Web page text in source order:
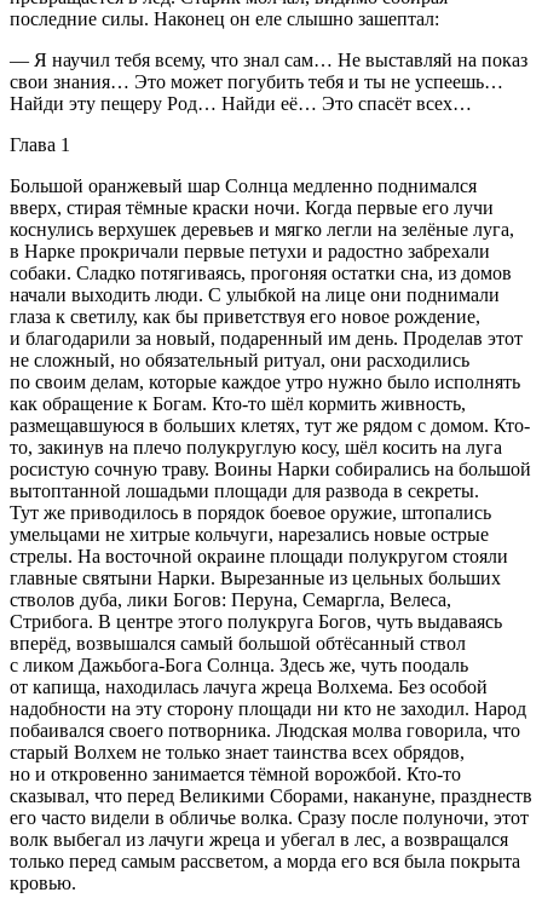
последние силы. Наконец он еле слышно зашептал:
— Я научил тебя всему, что знал сам… Не выставляй на показ
свои знания… Это может погубить тебя и ты не успеешь…
Найди эту пещеру Род… Найди её… Это спасёт всех…
Глава 1
Большой оранжевый шар Солнца медленно поднимался
вверх, стирая тёмные краски ночи. Когда первые его лучи
коснулись верхушек деревьев и мягко легли на зелёные луга,
в Нарке прокричали первые петухи и радостно забрехали
собаки. Сладко потягиваясь, прогоняя остатки сна, из домов
начали выходить люди. С улыбкой на лице они поднимали
глаза к светилу, как бы приветствуя его новое рождение,
и благодарили за новый, подаренный им день. Проделав этот
не сложный, но обязательный ритуал, они расходились
по своим делам, которые каждое утро нужно было исполнять
как обращение к Богам. Кто-то шёл кормить живность,
размещавшуюся в больших клетях, тут же рядом с домом. Кто-
то, закинув на плечо полукруглую косу, шёл косить на луга
росистую сочную траву. Воины Нарки собирались на большой
вытоптанной лошадьми площади для развода в секреты.
Тут же приводилось в порядок боевое оружие, штопались
умельцами не хитрые кольчуги, нарезались новые острые
стрелы. На восточной окраине площади полукругом стояли
главные святыни Нарки. Вырезанные из цельных больших
стволов дуба, лики Богов: Перуна, Семаргла, Велеса,
Стрибога. В центре этого полукруга Богов, чуть выдаваясь
вперёд, возвышался самый большой обтёсанный ствол
с ликом Дажьбога-Бога Солнца. Здесь же, чуть поодаль
от капища, находилась лачуга жреца Волхема. Без особой
надобности на эту сторону площади ни кто не заходил. Народ
побаивался своего потворника. Людская молва говорила, что
старый Волхем не только знает таинства всех обрядов,
но и откровенно занимается тёмной ворожбой. Кто-то
сказывал, что перед Великими Сборами, накануне, празднеств
его часто видели в обличье волка. Сразу после полуночи, этот
волк выбегал из лачуги жреца и убегал в лес, а возвращался
только перед самым рассветом, а морда его вся была покрыта
кровью.